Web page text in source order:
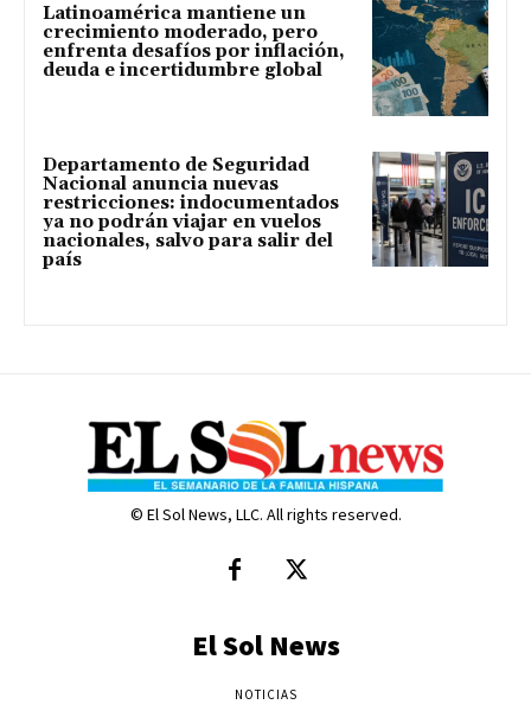
Latinoamérica mantiene un
crecimiento moderado, pero
enfrenta desafíos por inflación,
deuda e incertidumbre global
Departamento de Seguridad
Nacional anuncia nuevas
restricciones: indocumentados
ya no podrán viajar en vuelos
nacionales, salvo para salir del
país
© El Sol News, LLC. All rights reserved.
El Sol News
NOTICIAS